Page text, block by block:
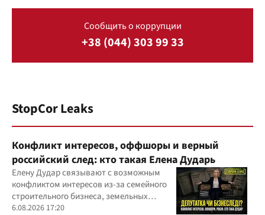
Сообщить о коррупции
+38 (044) 303 99 33
StopCor Leaks
Конфликт интересов, оффшоры и верный
российский след: кто такая Елена Дударь
Елену Дудар связывают с возможным
конфликтом интересов из-за семейного
строительного бизнеса, земельных
скандалов, судебных дел
6.08.2026 17:20